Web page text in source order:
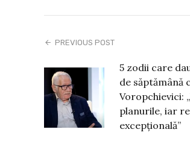
PREVIOUS POST
5 zodii care
de săptămână
Voropchievici:
planurile, iar
excepțională”